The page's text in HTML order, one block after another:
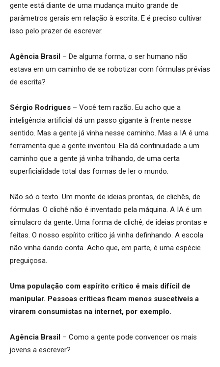
gente está diante de uma mudança muito grande de
parâmetros gerais em relação à escrita. E é preciso cultivar
isso pelo prazer de escrever.
Agência Brasil – De alguma forma, o ser humano não
estava em um caminho de se robotizar com fórmulas prévias
de escrita?
Sérgio Rodrigues – Você tem razão. Eu acho que a
inteligência artificial dá um passo gigante à frente nesse
sentido. Mas a gente já vinha nesse caminho. Mas a IA é uma
ferramenta que a gente inventou. Ela dá continuidade a um
caminho que a gente já vinha trilhando, de uma certa
superficialidade total das formas de ler o mundo.
Não só o texto. Um monte de ideias prontas, de clichês, de
fórmulas. O clichê não é inventado pela máquina. A IA é um
simulacro da gente. Uma forma de clichê, de ideias prontas e
feitas. O nosso espírito crítico já vinha definhando. A escola
não vinha dando conta. Acho que, em parte, é uma espécie
preguiçosa.
Uma população com espírito crítico é mais difícil de
manipular. Pessoas críticas ficam menos suscetíveis a
virarem consumistas na internet, por exemplo.
Agência Brasil – Como a gente pode convencer os mais
jovens a escrever?